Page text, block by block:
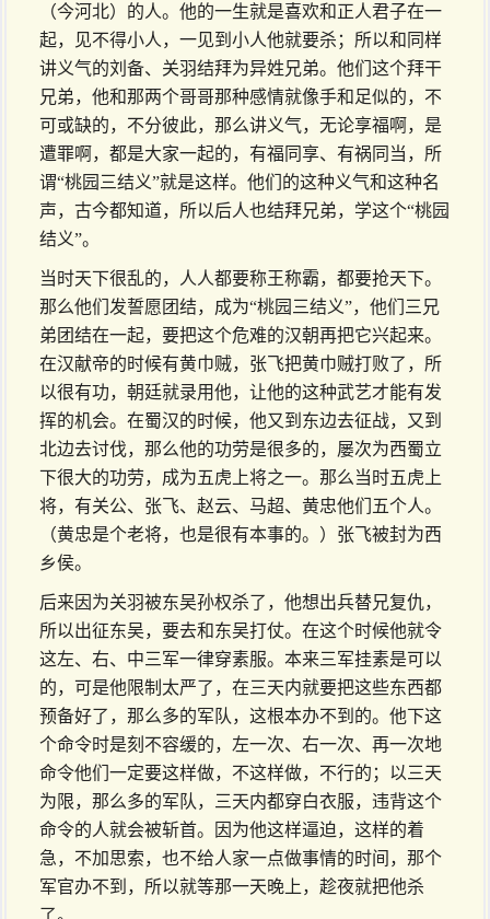
（今河北）的人。他的一生就是喜欢和正人君子在一
起，见不得小人，一见到小人他就要杀；所以和同样
讲义气的刘备、关羽结拜为异姓兄弟。他们这个拜干
兄弟，他和那两个哥哥那种感情就像手和足似的，不
可或缺的，不分彼此，那么讲义气，无论享福啊，是
遭罪啊，都是大家一起的，有福同享、有祸同当，所
谓“桃园三结义”就是这样。他们的这种义气和这种名
声，古今都知道，所以后人也结拜兄弟，学这个“桃园
结义”。
当时天下很乱的，人人都要称王称霸，都要抢天下。
那么他们发誓愿团结，成为“桃园三结义”，他们三兄
弟团结在一起，要把这个危难的汉朝再把它兴起来。
在汉献帝的时候有黄巾贼，张飞把黄巾贼打败了，所
以很有功，朝廷就录用他，让他的这种武艺才能有发
挥的机会。在蜀汉的时候，他又到东边去征战，又到
北边去讨伐，那么他的功劳是很多的，屡次为西蜀立
下很大的功劳，成为五虎上将之一。那么当时五虎上
将，有关公、张飞、赵云、马超、黄忠他们五个人。
（黄忠是个老将，也是很有本事的。）张飞被封为西
乡侯。
后来因为关羽被东吴孙权杀了，他想出兵替兄复仇，
所以出征东吴，要去和东吴打仗。在这个时候他就令
这左、右、中三军一律穿素服。本来三军挂素是可以
的，可是他限制太严了，在三天内就要把这些东西都
预备好了，那么多的军队，这根本办不到的。他下这
个命令时是刻不容缓的，左一次、右一次、再一次地
命令他们一定要这样做，不这样做，不行的；以三天
为限，那么多的军队，三天内都穿白衣服，违背这个
命令的人就会被斩首。因为他这样逼迫，这样的着
急，不加思索，也不给人家一点做事情的时间，那个
军官办不到，所以就等那一天晚上，趁夜就把他杀
了。